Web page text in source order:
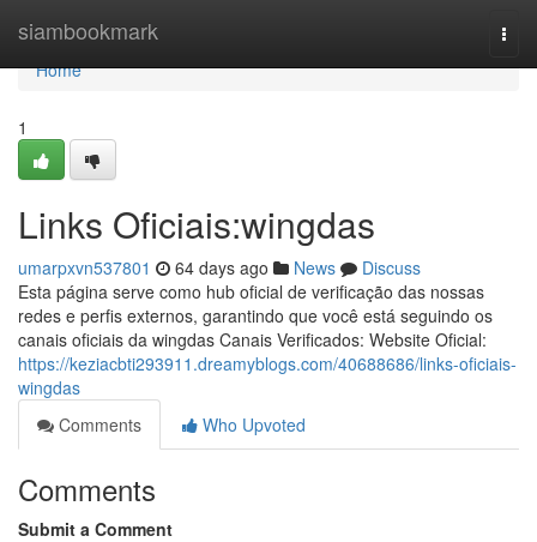
siambookmark
Home
Home
1
Links Oficiais:wingdas
umarpxvn537801 64 days ago News
Discuss
Esta página serve como hub oficial de verificação das nossas
redes e perfis externos, garantindo que você está seguindo os
canais oficiais da wingdas Canais Verificados: Website Oficial:
https://keziacbti293911.dreamyblogs.com/40688686/links-oficiais-
wingdas
Comments
Who Upvoted
Comments
Submit a Comment